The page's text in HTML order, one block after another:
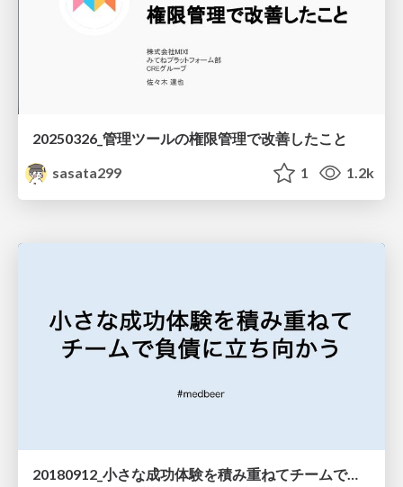
20250326_管理ツールの権限管理で改善したこと
sasata299
1 1.2k
20180912_小さな成功体験を積み重ねてチームで負債に立ち向かう_medbeer.pdf